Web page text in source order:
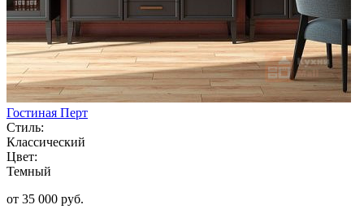
Гостиная Перт
Стиль:
Классический
Цвет:
Темный
от 35 000 руб.